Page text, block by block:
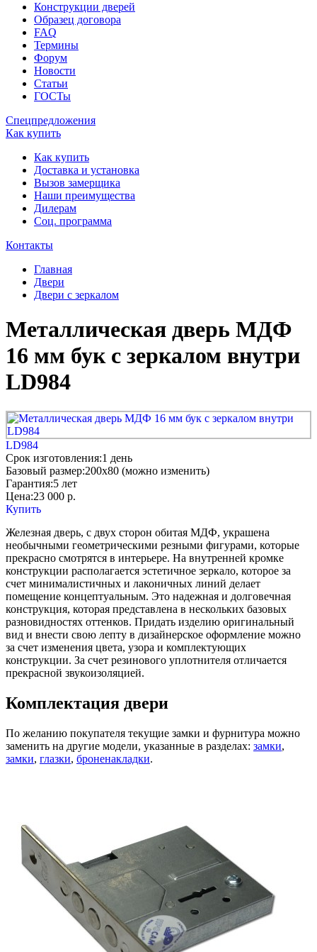
Конструкции дверей
Образец договора
FAQ
Термины
Форум
Новости
Статьи
ГОСТы
Спецпредложения
Как купить
Как купить
Доставка и установка
Вызов замерщика
Наши преимущества
Дилерам
Соц. программа
Контакты
Главная
Двери
Двери с зеркалом
Металлическая дверь МДФ
16 мм бук с зеркалом внутри
LD984
LD984
Срок изготовления:1 день
Базовый размер:200x80 (можно изменить)
Гарантия:5 лет
Цена:23 000 р.
Купить
Железная дверь, с двух сторон обитая МДФ, украшена
необычными геометрическими резными фигурами, которые
прекрасно смотрятся в интерьере. На внутренней кромке
конструкции располагается эстетичное зеркало, которое за
счет минималистичных и лаконичных линий делает
помещение концептуальным. Это надежная и долговечная
конструкция, которая представлена в нескольких базовых
разновидностях оттенков. Придать изделию оригинальный
вид и внести свою лепту в дизайнерское оформление можно
за счет изменения цвета, узора и комплектующих
конструкции. За счет резинового уплотнителя отличается
прекрасной звукоизоляцией.
Комплектация двери
По желанию покупателя текущие замки и фурнитура можно
заменить на другие модели, указанные в разделах: замки,
замки, глазки, броненакладки.